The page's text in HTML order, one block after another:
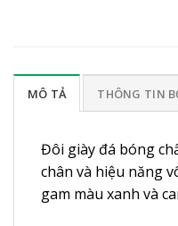
MÔ TẢ THÔNG TIN
Đôi giày đá bóng
chân và hiệu năng
gam màu xanh và